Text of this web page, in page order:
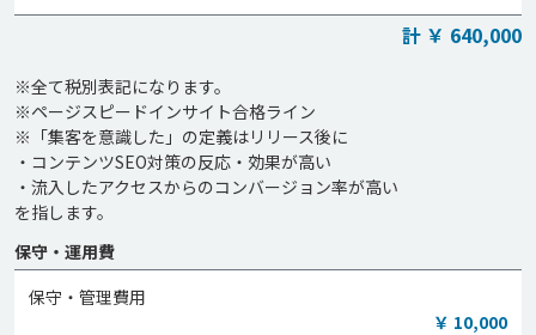
計 ￥ 640,000
保守・運用費
保守・管理費用
￥ 10,000
※全て税別表記になります。
※ページスピードインサイト合格ライン
※「集客を意識した」の定義はリリース後に
・コンテンツSEO対策の反応・効果が高い
・流入したアクセスからのコンバージョン率が高い